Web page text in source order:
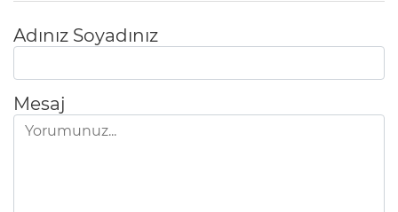
Adınız Soyadınız
Mesaj